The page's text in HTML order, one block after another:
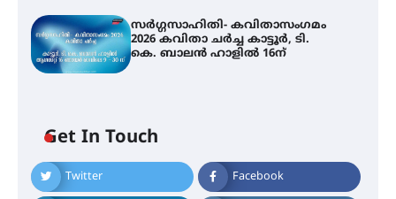
സർഗ്ഗസാഹിതി- കവിതാസംഗമം
2026 കവിതാ ചർച്ച കാട്ടൂർ, ടി.
കെ. ബാലൻ ഹാളിൽ 16ന്
Get In Touch
Twitter Facebook